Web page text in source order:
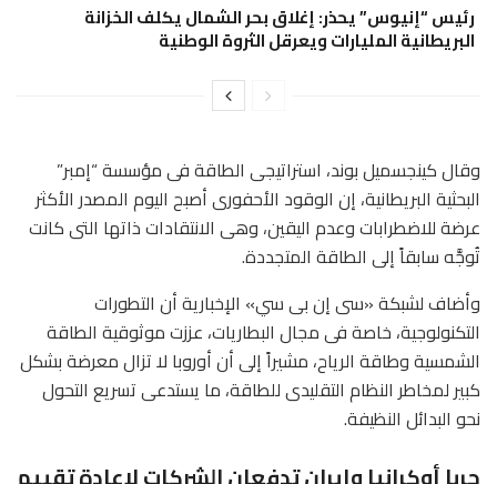
رئيس “إنيوس” يحذر: إغلاق بحر الشمال يكلف الخزانة
البريطانية المليارات ويعرقل الثروة الوطنية
وقال كينجسميل بوند، استراتيجى الطاقة فى مؤسسة “إمبر”
البحثية البريطانية، إن الوقود الأحفورى أصبح اليوم المصدر الأكثر
عرضة للاضطرابات وعدم اليقين، وهى الانتقادات ذاتها التى كانت
تُوجَّه سابقاً إلى الطاقة المتجددة.
وأضاف لشبكة «سى إن بى سي» الإخبارية أن التطورات
التكنولوجية، خاصة فى مجال البطاريات، عززت موثوقية الطاقة
الشمسية وطاقة الرياح، مشيراً إلى أن أوروبا لا تزال معرضة بشكل
كبير لمخاطر النظام التقليدى للطاقة، ما يستدعى تسريع التحول
نحو البدائل النظيفة.